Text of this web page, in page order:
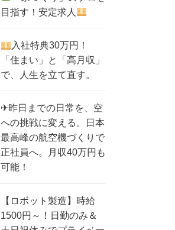
目指す！安定求人
入社特典30万円！
「住まい」と「高月収」
で、人生を立て直す。
✈昨日までの日常を、空
への挑戦に変える。日本
最高峰の航空機づくりで
正社員へ。月収40万円も
可能！
【ロボット製造】時給
1500円～！日勤のみ＆